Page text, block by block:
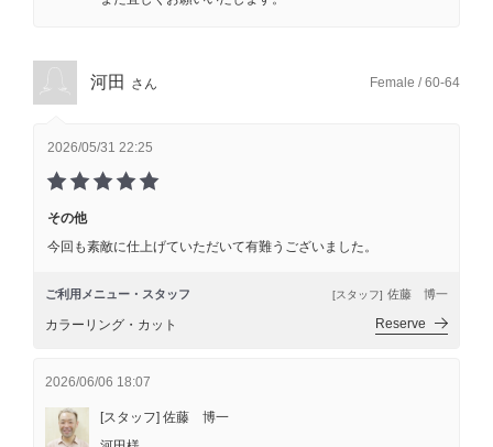
河田 さん Female / 60-64
2026/05/31 22:25
その他
今回も素敵に仕上げていただいて有難うございました。
ご利用メニュー・スタッフ [スタッフ] 佐藤 博一
カラーリング・カット Reserve
2026/06/06 18:07
[スタッフ] 佐藤 博一